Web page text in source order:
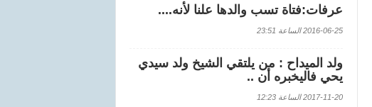
عرفات:فتاة تسب والدها علنا لأنه....
2016-06-25 الساعة 23:51
ولد الميداح : من يلتقي الشيخ ولد سيدي
يحي فاليخبره أن ..
2017-11-20 الساعة 12:23